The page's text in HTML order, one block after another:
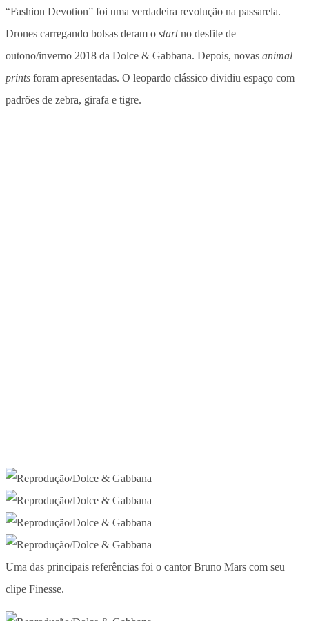
“Fashion Devotion” foi uma verdadeira revolução na passarela.
Drones carregando bolsas deram o startno desfile de
outono/inverno 2018 da Dolce & Gabbana. Depois, novas animal
prints foram apresentadas. O leopardo clássico dividiu espaço com
padrões de zebra, girafa e tigre.
Uma das principais referências foi o cantor Bruno Mars com seu
clipe Finesse.